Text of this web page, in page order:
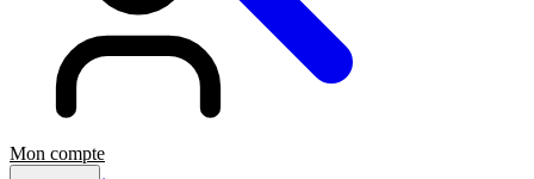
Mon compte